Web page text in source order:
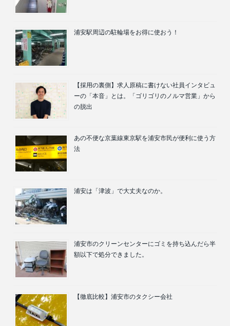
浦安駅周辺の駐輪場をお得に使おう！
【採用の裏側】求人原稿に書けない社員インタビュ
ーの「本音」とは。「ゴリゴリのノルマ営業」から
の脱出
あの不便な京葉線東京駅を浦安市民が便利に使う方
法
浦安は「津波」で大丈夫なのか。
浦安市のクリーンセンターにゴミを持ち込んだら半
額以下で処分できました。
【徹底比較】浦安市のタクシー会社